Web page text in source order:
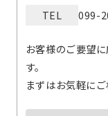
TEL 099-
お客様のご要望
す。
まずはお気軽に